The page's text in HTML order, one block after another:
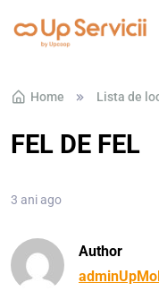
Skip to navigation
Skip to content
Home Lista de
FEL DE FEL
3 ani ago
Author